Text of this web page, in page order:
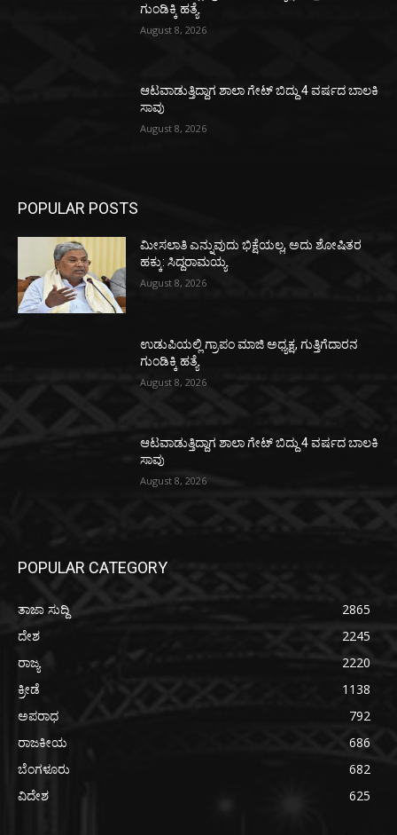
ಗುಂಡಿಕ್ಕಿ ಹತ್ಯೆ
August 8, 2026
ಆಟವಾಡುತ್ತಿದ್ದಾಗ ಶಾಲಾ ಗೇಟ್‌ ಬಿದ್ದು 4 ವರ್ಷದ ಬಾಲಕಿ
ಸಾವು
August 8, 2026
POPULAR POSTS
ಮೀಸಲಾತಿ ಎನ್ನುವುದು ಭಿಕ್ಷೆಯಲ್ಲ, ಅದು ಶೋಷಿತರ
ಹಕ್ಕು: ಸಿದ್ದರಾಮಯ್ಯ
August 8, 2026
ಉಡುಪಿಯಲ್ಲಿ ಗ್ರಾಪಂ ಮಾಜಿ ಅಧ್ಯಕ್ಷ, ಗುತ್ತಿಗೆದಾರನ
ಗುಂಡಿಕ್ಕಿ ಹತ್ಯೆ
August 8, 2026
ಆಟವಾಡುತ್ತಿದ್ದಾಗ ಶಾಲಾ ಗೇಟ್‌ ಬಿದ್ದು 4 ವರ್ಷದ ಬಾಲಕಿ
ಸಾವು
August 8, 2026
POPULAR CATEGORY
ತಾಜಾ ಸುದ್ದಿ
2865
ದೇಶ
2245
ರಾಜ್ಯ
2220
ಕ್ರೀಡೆ
1138
ಅಪರಾಧ
792
ರಾಜಕೀಯ
686
ಬೆಂಗಳೂರು
682
ವಿದೇಶ
625